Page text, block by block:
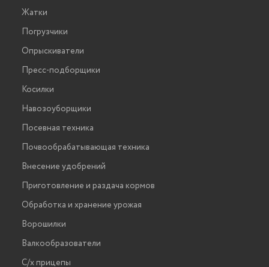
Жатки
Погрузчики
Опрыскиватели
Пресс-подборщики
Косилки
Навозоуборщики
Посевная техника
Почвообрабатывающая техника
Внесение удобрений
Приготовление и раздача кормов
Обработка и хранение урожая
Ворошилки
Валкообразователи
С/х прицепы